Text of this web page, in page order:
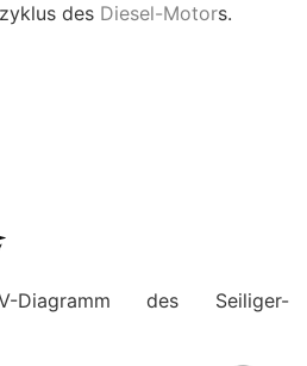
des Diesel-Motors.
-Diagramm des Seiliger-